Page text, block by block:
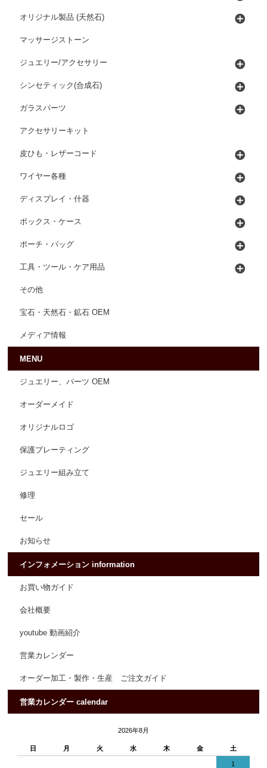
オリジナル製品 (天然石)
マッサージストーン
ジュエリー/アクセサリー
シンセティック(合成石)
ガラスパーツ
アクセサリーキット
皮ひも・レザーコード
ワイヤー各種
ディスプレイ・什器
ボックス・ケース
ポーチ・バッグ
工具・ツール・ケア用品
その他
宝石・天然石・鉱石 OEM
メディア情報
MENU
ジュエリー、パーツ OEM
オーダーメイド
オリジナルロゴ
保護プレーティング
ジュエリー組み立て
修理
セール
お知らせ
インフォメーション information
お買い物ガイド
会社概要
youtube 動画紹介
営業カレンダー
オーダー加工・製作・生産 ご注文ガイド
営業カレンダー calendar
2026年8月
日 月 火 水 木 金 土
1